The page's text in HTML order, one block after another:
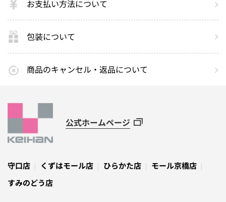
お支払い方法について
包装について
商品のキャンセル・返品について
公式ホームページ
守口店 くずはモール店 ひらかた店
モール京橋店
すみのどう店